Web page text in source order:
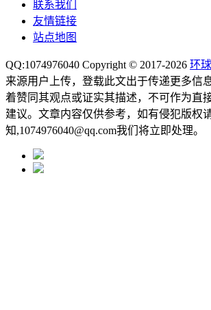
联系我们
友情链接
站点地图
QQ:1074976040 Copyright © 2017-2026 环
来源用户上传，登载此文出于传递更多信
着赞同其观点或证实其描述，不可作为直
建议。文章内容仅供参考，如有侵犯版权
知,1074976040@qq.com我们将立即处理。